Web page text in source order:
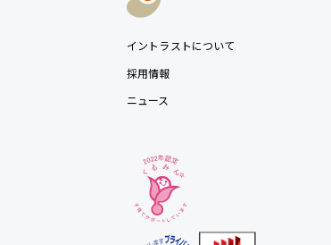
イントラストについて
採用情報
ニュース